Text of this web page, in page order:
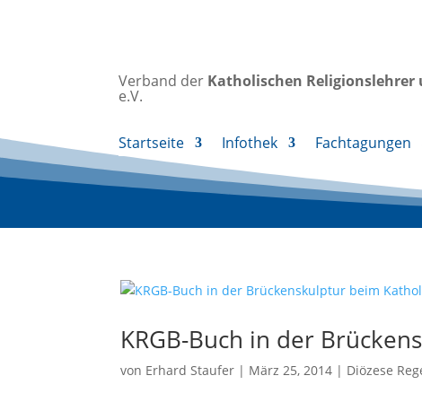
Verband der Katholischen Religionslehrer
e.V.
Startseite Infothek Fachtagungen
KRGB-Buch in der
von Erhard Staufer | März 25, 2014 | Diözese